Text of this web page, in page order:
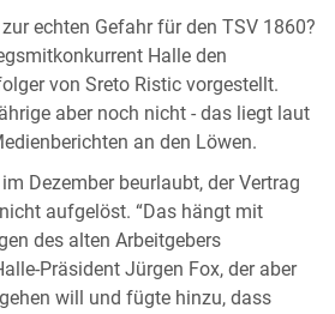
echten Gefahr für den TSV 1860?
Halle den
von Sreto Ristic vorgestellt.
aber noch nicht - das liegt laut
an den Löwen.
Dezember beurlaubt, der Vertrag
aufgelöst. “Das hängt mit
des alten Arbeitgebers
Präsident Jürgen Fox, der aber
will und fügte hinzu, dass